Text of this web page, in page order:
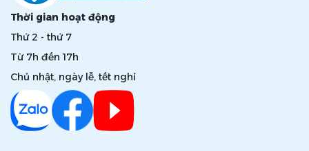
Thời gian hoạt động
Thứ 2 - thứ 7
Từ 7h đến 17h
Chủ nhật, ngày lễ, tết nghỉ